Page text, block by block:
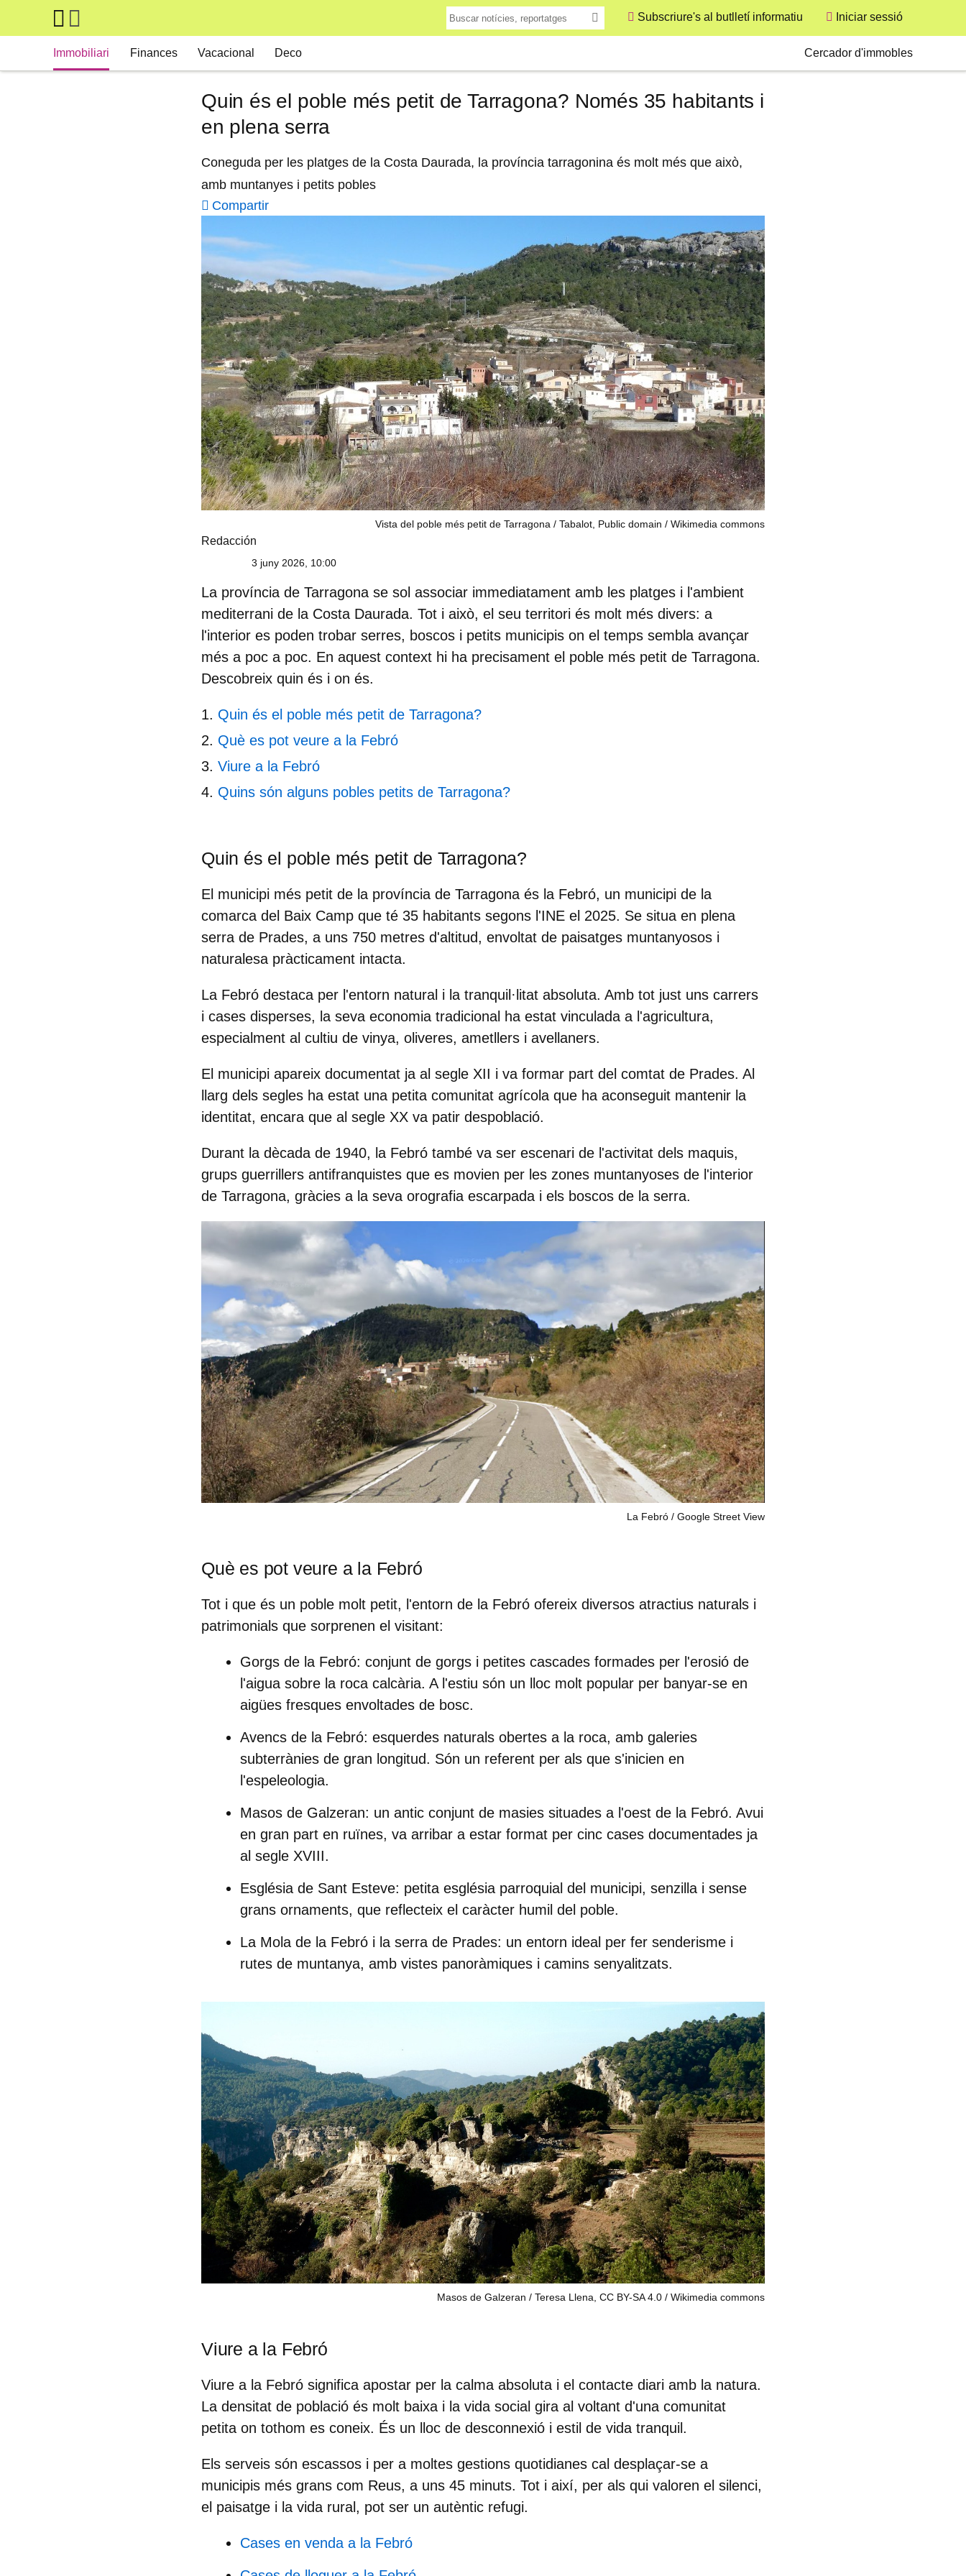
Skip to main content
Subscriure's al butlletí informatiu
User
Iniciar sessió
Immobiliari Finances Vacacional Deco Cercador d'immobles
Quin és el poble més petit de Tarragona? Només 35 habitants i
en plena serra
Coneguda per les platges de la Costa Daurada, la província tarragonina és molt més que això,
amb muntanyes i petits pobles
Compartir
Vista del poble més petit de Tarragona / Tabalot, Public domain Wikimedia commons
Redacción
3 juny 2026, 10:00
La província de Tarragona se sol associar immediatament amb les platges i l'ambient
mediterrani de la Costa Daurada. Tot i això, el seu territori és molt més divers: a
l'interior es poden trobar serres, boscos i petits municipis on el temps sembla avançar
més a poc a poc. En aquest context hi ha precisament el poble més petit de Tarragona.
Descobreix quin és i on és.
Quin és el poble més petit de Tarragona?
Què es pot veure a la Febró
Viure a la Febró
Quins són alguns pobles petits de Tarragona?
Quin és el poble més petit de Tarragona?
El municipi més petit de la província de Tarragona és la Febró, un municipi de la
comarca del Baix Camp que té 35 habitants segons l'INE el 2025. Se situa en plena
serra de Prades, a uns 750 metres d'altitud, envoltat de paisatges muntanyosos i
naturalesa pràcticament intacta.
La Febró destaca per l'entorn natural i la tranquil·litat absoluta. Amb tot just uns carrers
i cases disperses, la seva economia tradicional ha estat vinculada a l'agricultura,
especialment al cultiu de vinya, oliveres, ametllers i avellaners.
El municipi apareix documentat ja al segle XII i va formar part del comtat de Prades. Al
llarg dels segles ha estat una petita comunitat agrícola que ha aconseguit mantenir la
identitat, encara que al segle XX va patir despoblació.
Durant la dècada de 1940, la Febró també va ser escenari de l'activitat dels maquis,
grups guerrillers antifranquistes que es movien per les zones muntanyoses de l'interior
de Tarragona, gràcies a la seva orografia escarpada i els boscos de la serra.
La Febró Google Street View
Què es pot veure a la Febró
Tot i que és un poble molt petit, l'entorn de la Febró ofereix diversos atractius naturals i
patrimonials que sorprenen el visitant:
Gorgs de la Febró: conjunt de gorgs i petites cascades formades per l'erosió de
l'aigua sobre la roca calcària. A l'estiu són un lloc molt popular per banyar-se en
aigües fresques envoltades de bosc.
Avencs de la Febró: esquerdes naturals obertes a la roca, amb galeries
subterrànies de gran longitud. Són un referent per als que s'inicien en
l'espeleologia.
Masos de Galzeran: un antic conjunt de masies situades a l'oest de la Febró. Avui
en gran part en ruïnes, va arribar a estar format per cinc cases documentades ja
al segle XVIII.
Església de Sant Esteve: petita església parroquial del municipi, senzilla i sense
grans ornaments, que reflecteix el caràcter humil del poble.
La Mola de la Febró i la serra de Prades: un entorn ideal per fer senderisme i
rutes de muntanya, amb vistes panoràmiques i camins senyalitzats.
Masos de Galzeran / Teresa Llena, CC BY-SA 4.0 Wikimedia commons
Viure a la Febró
Viure a la Febró significa apostar per la calma absoluta i el contacte diari amb la natura.
La densitat de població és molt baixa i la vida social gira al voltant d'una comunitat
petita on tothom es coneix. És un lloc de desconnexió i estil de vida tranquil .
Els serveis són escassos i per a moltes gestions quotidianes cal desplaçar-se a
municipis més grans com Reus, a uns 45 minuts. Tot i així, per als qui valoren el silenci,
el paisatge i la vida rural, pot ser un autèntic refugi.
Cases en venda a la Febró